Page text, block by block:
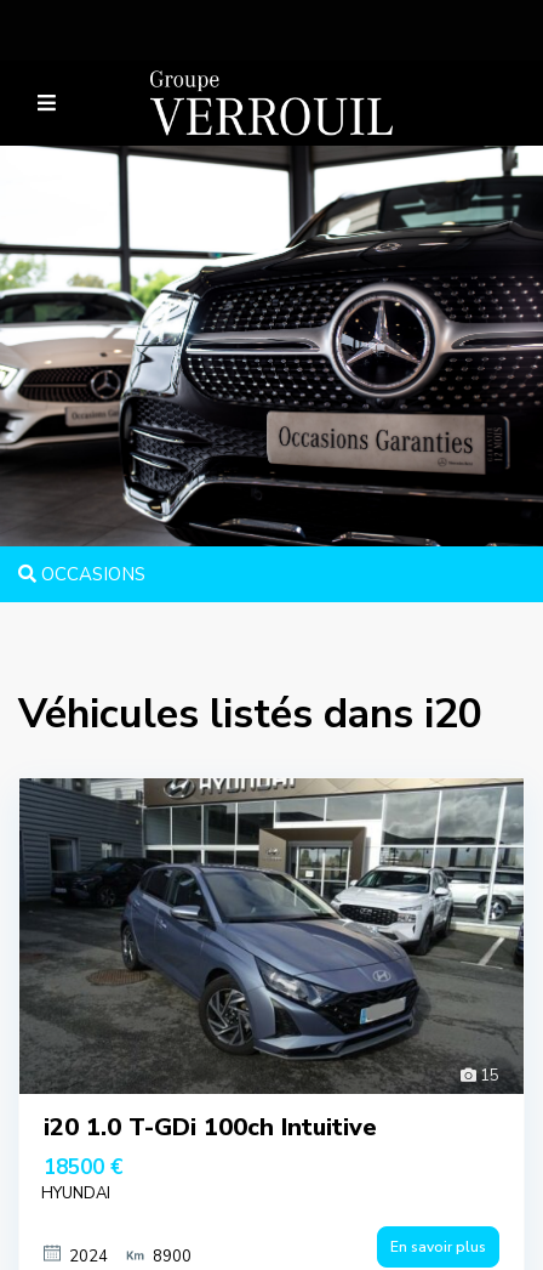
OCCASIONS
Véhicules listés dans i20
15
i20 1.0 T-GDi 100ch Intuitive
18500 €
HYUNDAI
2024 8900 En savoir plus